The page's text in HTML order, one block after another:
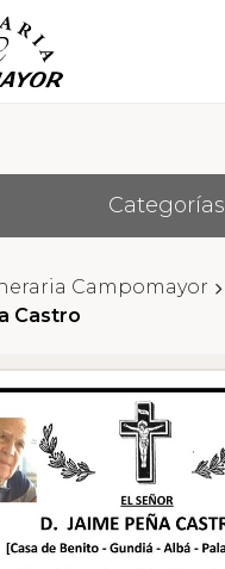
Categorías
Campomayor
Castro